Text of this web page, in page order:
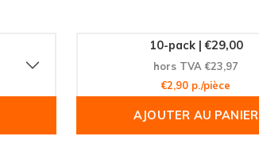
10-pack | €29,00
hors TVA €23,97
€2,90 p./pièce
AJOUTER AU PANIER